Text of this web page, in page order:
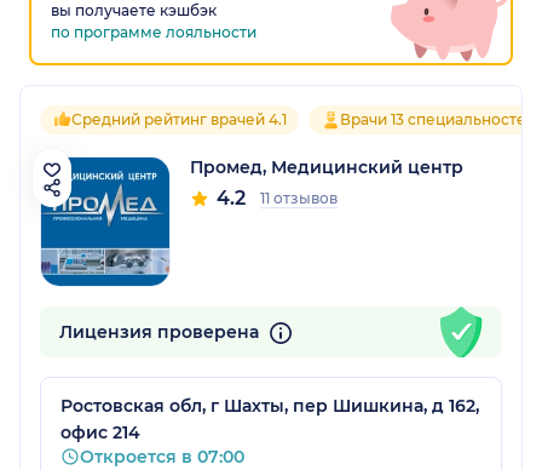
вы получаете кэшбэк
по программе лояльности
Средний рейтинг врачей 4.1 Врачи 13 специальностей
Промед, Медицинский центр
4.2 11 отзывов
Лицензия проверена
Ростовская обл, г Шахты, пер Шишкина, д 162,
офис 214
Откроется в 07:00